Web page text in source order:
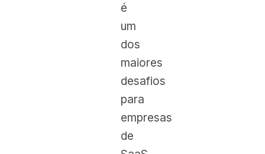
é
um
dos
maiores
desafios
para
empresas
de